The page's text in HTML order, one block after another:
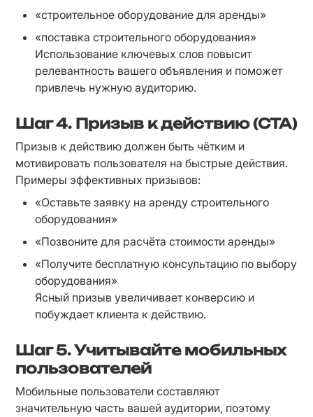
«строительное оборудование для аренды»
«поставка строительного оборудования»
Использование ключевых слов повысит
релевантность вашего объявления и поможет
привлечь нужную аудиторию.
Шаг 4. Призыв к действию (CTA)
Призыв к действию должен быть чётким и
мотивировать пользователя на быстрые действия.
Примеры эффективных призывов:
«Оставьте заявку на аренду строительного
оборудования»
«Позвоните для расчёта стоимости аренды»
«Получите бесплатную консультацию по выбору
оборудования»
Ясный призыв увеличивает конверсию и
побуждает клиента к действию.
Шаг 5.Учитывайте мобильных
пользователей
Мобильные пользователи составляют
значительную часть вашей аудитории, поэтому